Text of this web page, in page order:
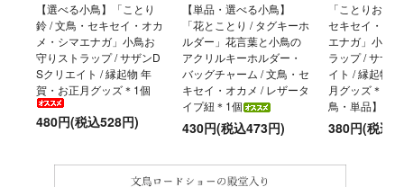
【選べる小鳥】「ことり
鈴 / 文鳥・セキセイ・オカ
メ・シマエナガ」小鳥お
守りストラップ / サザンD
Sクリエイト / 縁起物 年
賀・お正月グッズ＊1個
480円(税込528円)
【単品・選べる小鳥】
「花とことり / タグキーホ
ルダー」花言葉と小鳥の
アクリルキーホルダー・
バッグチャーム / 文鳥・セ
キセイ・オカメ / レザータ
イプ紐＊1個
430円(税込473円)
「ことりおま
セキセイ・オ
エナガ」小鳥
ラップ / サザ
イト / 縁起物
月グッズ＊【
鳥・単品】
380円(税込